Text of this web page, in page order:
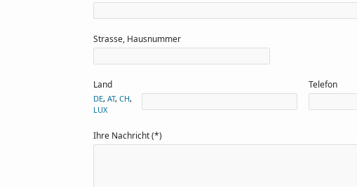
Strasse, Hausnummer
Land
DE,AT,CH,
LUX
Telefon
Ihre Nachricht (*)